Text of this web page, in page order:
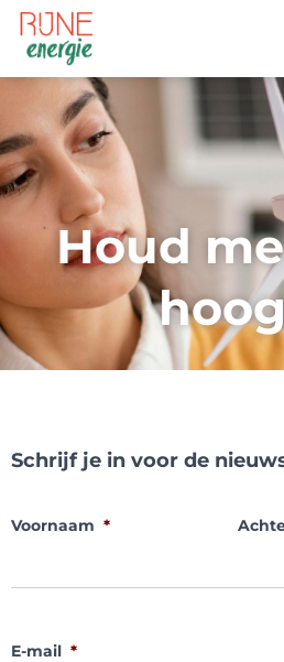
Houd
Schrijf je in voor de
Voornaam *
E-mail *